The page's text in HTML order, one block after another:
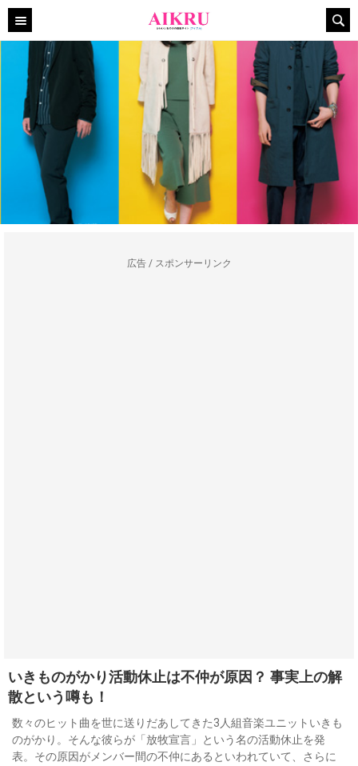
広告 / スポンサーリンク
いきものがかり活動休止は不仲が原因？ 事実上の解
散という噂も！
数々のヒット曲を世に送りだあしてきた3人組音楽ユニットいきも
のがかり。そんな彼らが「放牧宣言」という名の活動休止を発
表。その原因がメンバー間の不仲にあるといわれていて、さらに